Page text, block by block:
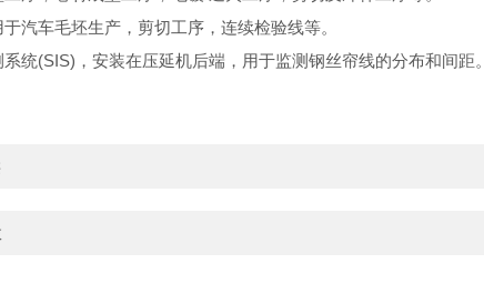
汽车毛坯生产，剪切工序，连续检验线等。
统(SIS)，安装在压延机后端，用于监测钢丝帘线的分布和间距。